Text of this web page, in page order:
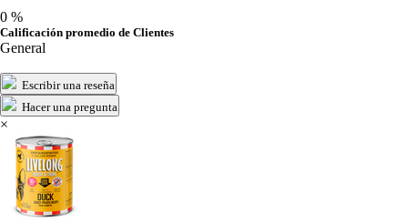
0 %
Calificación promedio de Clientes
General
Escribir una reseña
Hacer una pregunta
×